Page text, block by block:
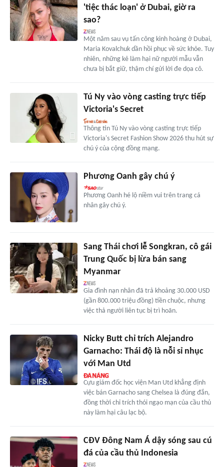
'tiệc thác loạn' ở Dubai, giờ ra
sao?
Một năm sau vụ tấn công kinh hoàng ở Dubai,
Maria Kovalchuk dần hồi phục về sức khỏe. Tuy
nhiên, những kẻ làm hại nữ người mẫu vẫn
chưa bị bắt giữ, thậm chí gửi lời đe dọa cô.
Tú Ny vào vòng casting trực tiếp
Victoria's Secret
Thông tin Tú Ny vào vòng casting trực tiếp
Victoria's Secret Fashion Show 2026 thu hút sự
chú ý của cộng đồng mạng.
Phương Oanh gây chú ý
Phương Oanh hé lộ niềm vui trên trang cá
nhân gây chú ý.
Sang Thái chơi lễ Songkran, cô gái
Trung Quốc bị lừa bán sang
Myanmar
Gia đình nạn nhân đã trả khoảng 30.000 USD
(gần 800.000 triệu đồng) tiền chuộc, nhưng
việc thả người liên tục bị trì hoãn.
Nicky Butt chỉ trích Alejandro
Garnacho: Thái độ là nỗi sỉ nhục
với Man Utd
Cựu giám đốc học viện Man Utd khẳng định
việc bán Garnacho sang Chelsea là đúng đắn,
đồng thời chỉ trích thói ngạo mạn của cầu thủ
này làm hại câu lạc bộ.
CĐV Đông Nam Á dậy sóng sau cú
đá của cầu thủ Indonesia